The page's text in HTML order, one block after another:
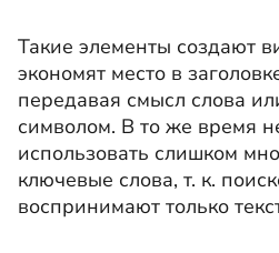
Такие элементы создают
экономят место в
передавая смысл слова
символом. В то же время
использовать слишком
ключевые слова, т. к.
воспринимают только